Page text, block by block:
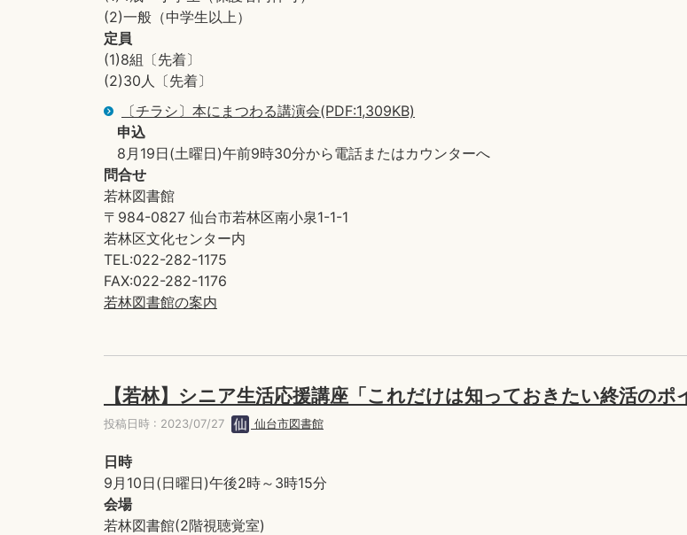
(2)一般（中学生以上）
定員
(1)8組〔先着〕
(2)30人〔先着〕
〔チラシ〕本にまつわる講演会(PDF:1,309KB)
申込
8月19日(土曜日)午前9時30分から電話またはカウンターへ
問合せ
若林図書館
〒984-0827 仙台市若林区南小泉1-1-1
若林区文化センター内
TEL:022-282-1175
FAX:022-282-1176
若林図書館の案内
【若林】シニア生活応援講座「これだけは知っておきたい終活のポ
投稿日時 : 2023/07/27 仙台市図書館
日時
9月10日(日曜日)午後2時～3時15分
会場
若林図書館(2階視聴覚室)